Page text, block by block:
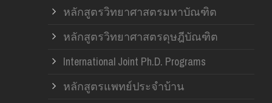
หลักสูตรวิทยาศาสตรมหาบัณฑิต
หลักสูตรวิทยาศาสตรดุษฎีบัณฑิต
International Joint Ph.D. Programs
หลักสูตรแพทย์ประจำบ้าน